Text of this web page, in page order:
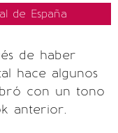
de España
de haber
hace algunos
con un tono
anterior.